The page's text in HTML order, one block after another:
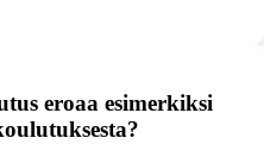
eroaa esimerkiksi